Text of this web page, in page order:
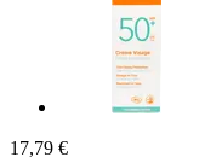
17,79 €